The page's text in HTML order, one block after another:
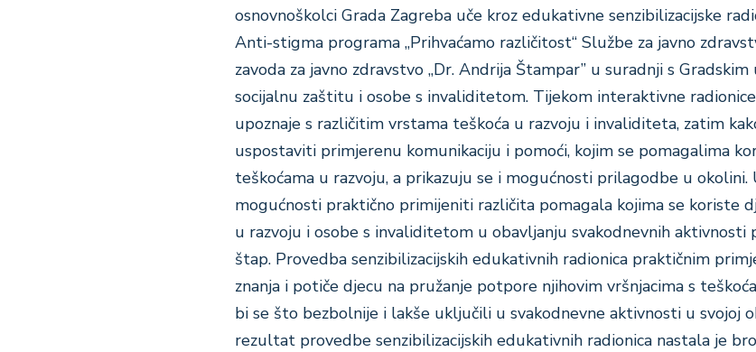
osnovnoškolci Grada Zagreba uče kroz edukativne senzibilizacijske
Anti-stigma programa „Prihvaćamo različitost“ Službe za javno
zavoda za javno zdravstvo „Dr. Andrija Štampar” u suradnji s
socijalnu zaštitu i osobe s invaliditetom. Tijekom interaktivne
upoznaje s različitim vrstama teškoća u razvoju i invaliditeta, zatim
uspostaviti primjerenu komunikaciju i pomoći, kojim se pomagalima
teškoćama u razvoju, a prikazuju se i mogućnosti prilagodbe u okolini.
mogućnosti praktično primijeniti različita pomagala kojima se koriste
u razvoju i osobe s invaliditetom u obavljanju svakodnevnih aktivnosti
štap. Provedba senzibilizacijskih edukativnih radionica praktičnim
znanja i potiče djecu na pružanje potpore njihovim vršnjacima s
bi se što bezbolnije i lakše uključili u svakodnevne aktivnosti u svojoj
rezultat provedbe senzibilizacijskih edukativnih radionica nastala je